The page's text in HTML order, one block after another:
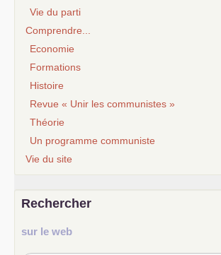
Vie du parti
Comprendre...
Economie
Formations
Histoire
Revue « Unir les communistes »
Théorie
Un programme communiste
Vie du site
Rechercher
sur le web